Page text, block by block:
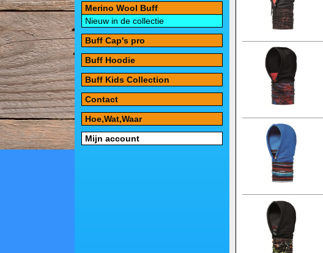
Merino Wool Buff
Nieuw in de collectie
Buff Cap's pro
Buff Hoodie
Buff Kids Collection
Contact
Hoe,Wat,Waar
Mijn account